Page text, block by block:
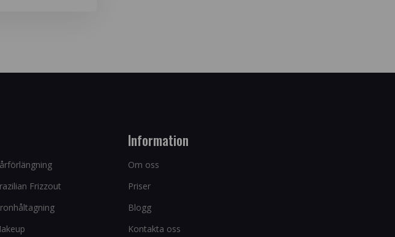
Frizzout
Information
Om oss
Priser
Blogg
Kontakta oss